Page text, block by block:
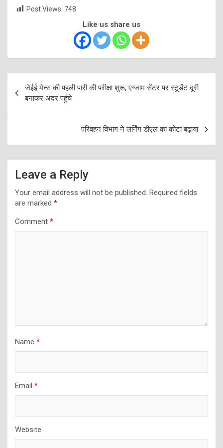
Post Views: 748
Like us share us
Post
navigation
जेईई मेन्स की पहली पारी की परीक्षा शुरू, एग्जाम सेंटर पर स्टूडेंट दूरी
बनाकर अंदर पहुंचे
परिवहन विभाग ने लर्निंग डीएल का कोटा बढ़ाया
Leave a Reply
Your email address will not be published. Required fields
are marked *
Comment *
Name *
Email *
Website